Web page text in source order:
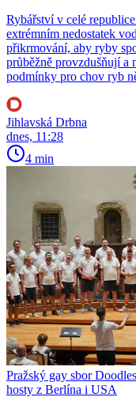
Rybářství v celé
extrémním nedostatek
přikrmování, aby ryby
průběžně provzdušňují
podmínky pro chov ryb
Jihlavská Drbna
dnes, 11:28
4 min
Pražský gay sbor
hosty z Berlína i USA